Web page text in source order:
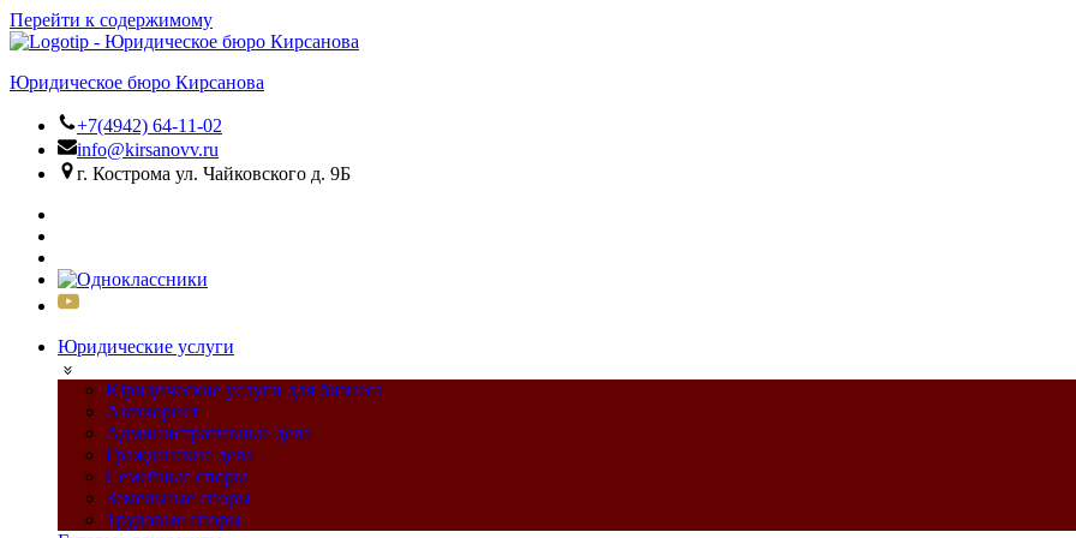
Перейти к содержимому
Юридическое бюро Кирсанова
+7(4942) 64-11-02
info@kirsanovv.ru
г. Кострома ул. Чайковского д. 9Б
Юридические услуги
Юридические услуги для бизнеса
Автоюрист
Административные дела
Гражданские дела
Семейные споры
Земельные споры
Трудовые споры